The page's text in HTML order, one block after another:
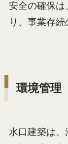
安全の確保は
り、事業存続
環境管理
水口建築は、